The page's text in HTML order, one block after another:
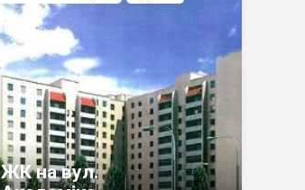
ЖК на вул.